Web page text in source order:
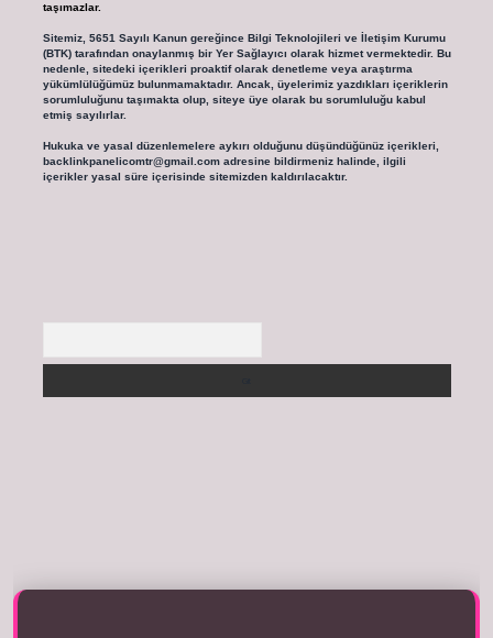
taşımazlar.
Sitemiz, 5651 Sayılı Kanun gereğince Bilgi Teknolojileri ve İletişim Kurumu
(BTK) tarafından onaylanmış bir Yer Sağlayıcı olarak hizmet vermektedir. Bu
nedenle, sitedeki içerikleri proaktif olarak denetleme veya araştırma
yükümlülüğümüz bulunmamaktadır. Ancak, üyelerimiz yazdıkları içeriklerin
sorumluluğunu taşımakta olup, siteye üye olarak bu sorumluluğu kabul
etmiş sayılırlar.
Hukuka ve yasal düzenlemelere aykırı olduğunu düşündüğünüz içerikleri,
backlinkpanelicomtr@gmail.comadresine bildirmeniz halinde, ilgili
içerikler yasal süre içerisinde sitemizden kaldırılacaktır.